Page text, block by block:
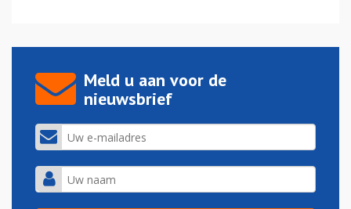
Meld u aan voor de
nieuwsbrief